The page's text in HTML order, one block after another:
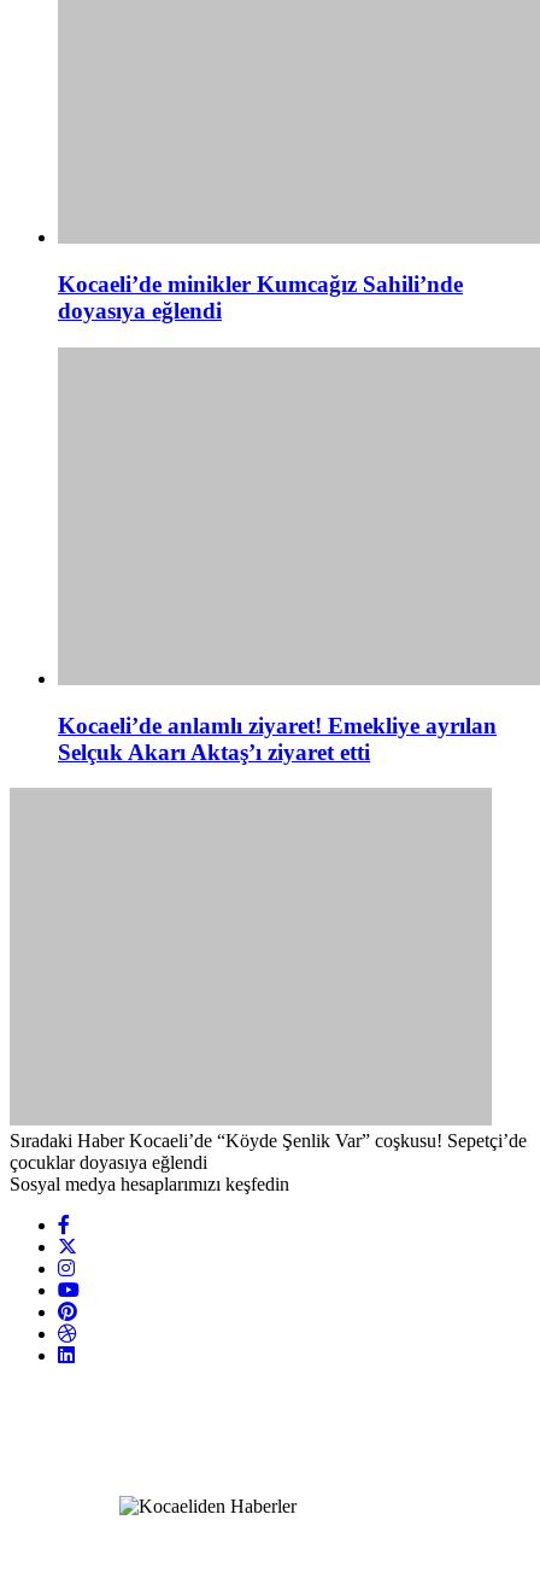
Kocaeli’de minikler Kumcağız Sahili’nde
doyasıya eğlendi
Kocaeli’de anlamlı ziyaret! Emekliye ayrılan
Selçuk Akarı Aktaş’ı ziyaret etti
Sıradaki Haber Kocaeli’de “Köyde Şenlik Var” coşkusu! Sepetçi’de
çocuklar doyasıya eğlendi
Sosyal medya hesaplarımızı keşfedin